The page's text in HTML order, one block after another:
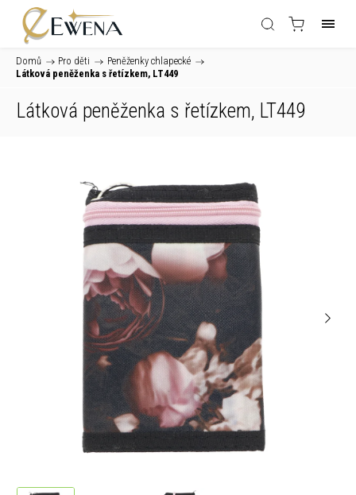
Domů / Pro děti / Peněženky chlapecké /
Látková peněženka s řetízkem, LT449
Látková peněženka s řetízkem, LT449